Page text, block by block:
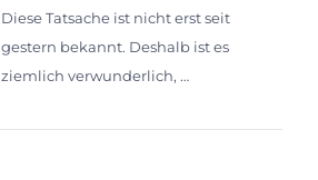
Diese Tatsache ist nicht erst seit
gestern bekannt. Deshalb ist es
ziemlich verwunderlich, …